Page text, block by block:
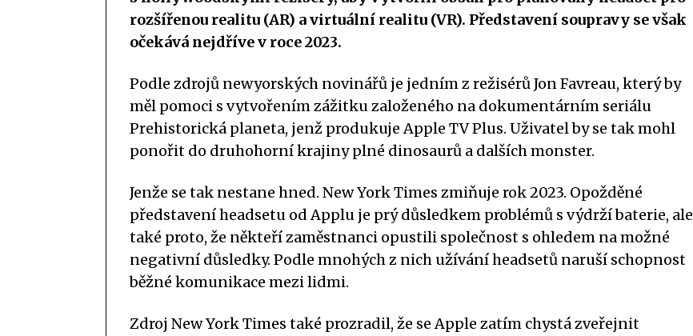
rozšířenou realitu (AR) a virtuální realitu (VR). Představení soupravy se však
očekává nejdříve v roce 2023.
Podle zdrojů newyorských novinářů je jedním z režisérů Jon Favreau, který by
měl pomoci s vytvořením zážitku založeného na dokumentárním seriálu
Prehistorická planeta, jenž produkuje Apple TV Plus. Uživatel by se tak mohl
ponořit do druhohorní krajiny plné dinosaurů a dalších monster.
Jenže se tak nestane hned. New York Times zmiňuje rok 2023. Opožděné
představení headsetu od Applu je prý důsledkem problémů s výdrží baterie, ale
také proto, že někteří zaměstnanci opustili společnost s ohledem na možné
negativní důsledky. Podle mnohých z nich užívání headsetů naruší schopnost
běžné komunikace mezi lidmi.
Zdroj New York Times také prozradil, že se Apple zatím chystá zveřejnit